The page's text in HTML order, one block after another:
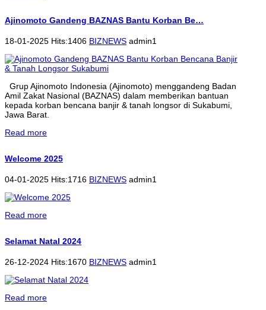
Ajinomoto Gandeng BAZNAS Bantu Korban Be…
18-01-2025 Hits:1406 BIZNEWS admin1
Grup Ajinomoto Indonesia (Ajinomoto) menggandeng Badan
Amil Zakat Nasional (BAZNAS) dalam memberikan bantuan
kepada korban bencana banjir & tanah longsor di Sukabumi,
Jawa Barat.
Read more
Welcome 2025
04-01-2025 Hits:1716 BIZNEWS admin1
Read more
Selamat Natal 2024
26-12-2024 Hits:1670 BIZNEWS admin1
Read more